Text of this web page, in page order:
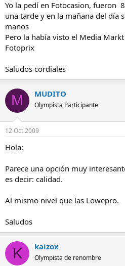
Yo la pedí en Fotocasion, fueron
una tarde y en la mañana del día
manos
Pero la había visto el Media
Fotoprix
Saludos cordiales
M MUDITO
Olympista Participante
12 Oct 2009
Hola:
Parece una opción muy
es decir: calidad.
Al mismo nivel que las Lowepro.
Saludos
K kaizox
Olympista de renombre